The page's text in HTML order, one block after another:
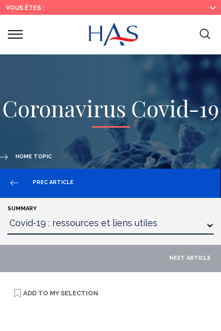
Search
Main
Menu
Main
Content
VOUS ÊTES :
la
Ouvrir
Coronavirus Covid-19
HOME TOPIC
PREC ARTICLE
SUMMARY
NEXT ARTICLE
ADD TO MY SELECTION